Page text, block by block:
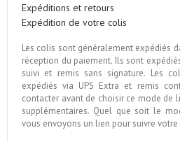
Expéditions et retours
Expédition de votre colis
Les colis sont généralement expédiés
réception du paiement. Ils sont
suivi et remis sans signature. Les
expédiés via UPS Extra et remis
contacter avant de choisir ce mode de
supplémentaires. Quel que soit le
vous envoyons un lien pour suivre